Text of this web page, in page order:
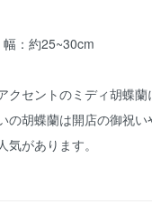
：約25~30cm
セントのミディ胡蝶蘭
の胡蝶蘭は開店の御祝
があります。